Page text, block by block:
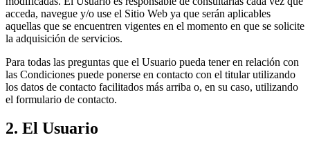
acceda, navegue y/o use el Sitio Web ya que serán aplicables
aquellas que se encuentren vigentes en el momento en que se solicite
la adquisición de servicios.
Para todas las preguntas que el Usuario pueda tener en relación con
las Condiciones puede ponerse en contacto con el titular utilizando
los datos de contacto facilitados más arriba o, en su caso, utilizando
el formulario de contacto.
2. El Usuario